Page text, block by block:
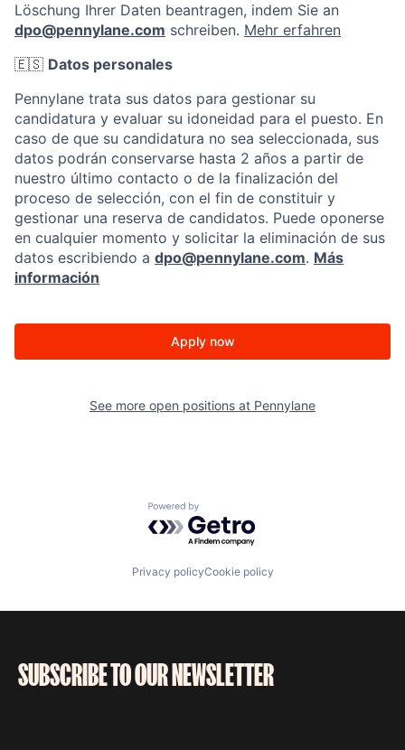
Löschung Ihrer Daten beantragen, indem Sie an
dpo@pennylane.com schreiben. Mehr erfahren
🇪🇸 Datos personales
Pennylane trata sus datos para gestionar su
candidatura y evaluar su idoneidad para el puesto. En
caso de que su candidatura no sea seleccionada, sus
datos podrán conservarse hasta 2 años a partir de
nuestro último contacto o de la finalización del
proceso de selección, con el fin de constituir y
gestionar una reserva de candidatos. Puede oponerse
en cualquier momento y solicitar la eliminación de sus
datos escribiendo a dpo@pennylane.com. Más
información
Apply now
See more open positions at Pennylane
Powered by Getro.com
Privacy policyCookie policy
SUBSCRIBE TO OUR NEWSLETTER